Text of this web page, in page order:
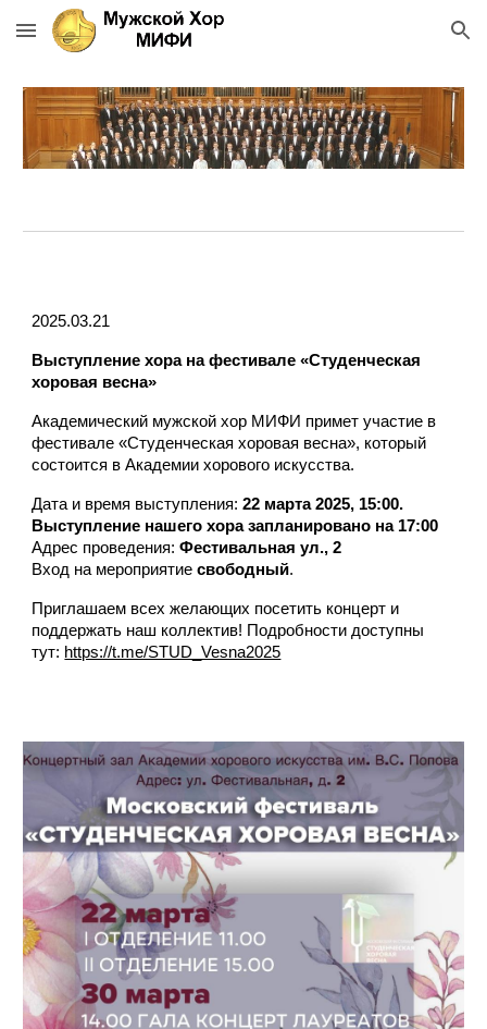
Skip to main content Skip to navigation
2025.03.21
Выступление хора на фестивале «Студенческая
хоровая весна»
Академический мужской хор МИФИ примет участие в
фестивале «Студенческая хоровая весна», который
состоится в Академии хорового искусства.
Дата и время выступления:22 марта 2025, 15:00.
Выступление нашего хора запланировано на 17:00
Адрес проведения:Фестивальная ул., 2
Вход на мероприятиесвободный.
Приглашаем всех желающих посетить концерт и
поддержать наш коллектив! Подробности доступны
тут: https://t.me/STUD_Vesna2025